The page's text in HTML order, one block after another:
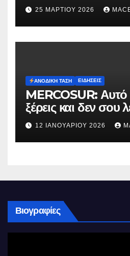
25 ΜΑΡΤΊΟΥ 2026
ΑΝΟΔΙΚΉ ΤΆΣΗ ΕΙΔΉΣΕΙΣ
MERCOSUR:
ξέρεις και δεν σου
12 ΙΑΝΟΥΑΡΊΟΥ 2026
Βιογραφίες